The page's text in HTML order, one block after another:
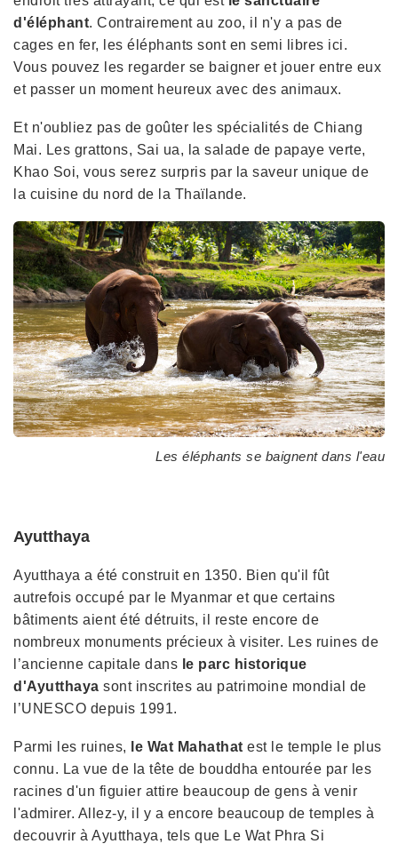
d'éléphant. Contrairement au zoo, il n'y a pas de
cages en fer, les éléphants sont en semi libres ici.
Vous pouvez les regarder se baigner et jouer entre eux
et passer un moment heureux avec des animaux.
Et n'oubliez pas de goûter les spécialités de Chiang
Mai. Les grattons, Sai ua, la salade de papaye verte,
Khao Soi, vous serez surpris par la saveur unique de
la cuisine du nord de la Thaïlande.
Les éléphants se baignent dans l'eau
Ayutthaya
Ayutthaya a été construit en 1350. Bien qu'il fût
autrefois occupé par le Myanmar et que certains
bâtiments aient été détruits, il reste encore de
nombreux monuments précieux à visiter. Les ruines de
l’ancienne capitale dans le parc historique
d'Ayutthaya sont inscrites au patrimoine mondial de
l’UNESCO depuis 1991.
Parmi les ruines, le Wat Mahathat est le temple le plus
connu. La vue de la tête de bouddha entourée par les
racines d'un figuier attire beaucoup de gens à venir
l'admirer. Allez-y, il y a encore beaucoup de temples à
decouvrir à Ayutthaya, tels que Le Wat Phra Si